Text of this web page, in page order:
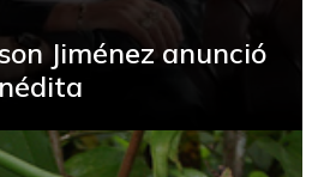
Jiménez anunció